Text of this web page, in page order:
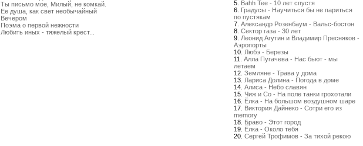
Ты письмо мое, Милый, не комкай.
Ее душа, как свет необычайный
Вечером
Поэма о первой нежности
Любить иных - тяжелый крест...
5. Bahh Tee - 10 лет спустя
6. Градусы - Научиться бы не париться
по пустякам
7. Александр Розенбаум - Вальс-бостон
8. Сектор газа - 30 лет
9. Леонид Агутин и Владимир Пресняков -
Аэропорты
10. Любэ - Березы
11. Алла Пугачева - Нас бьют - мы
летаем
12. Земляне - Трава у дома
13. Лариса Долина - Погода в доме
14. Алиса - Небо славян
15. Чиж и Со - На поле танки грохотали
16. Ёлка - На большом воздушном шаре
17. Виктория Дайнеко - Сотри его из
memory
18. Браво - Этот город
19. Ёлка - Около тебя
20. Сергей Трофимов - За тихой рекою